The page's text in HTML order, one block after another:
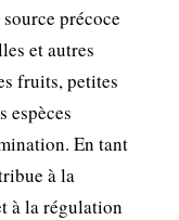
précoce
et autres
fruits, petites
espèces
En tant
à la
à la régulation